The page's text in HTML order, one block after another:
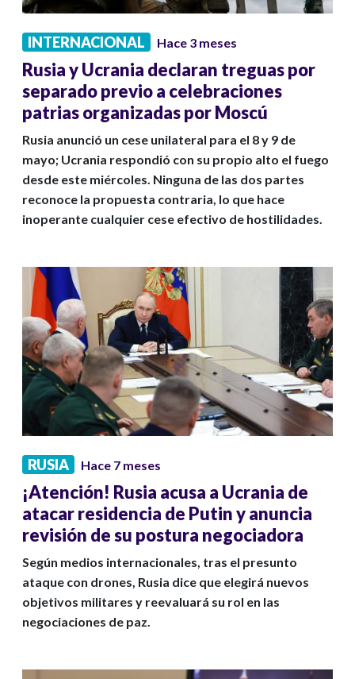
INTERNACIONAL Hace 3 meses
Rusia y Ucrania declaran treguas por
separado previo a celebraciones
patrias organizadas por Moscú
Rusia anunció un cese unilateral para el 8 y 9 de
mayo; Ucrania respondió con su propio alto el fuego
desde este miércoles. Ninguna de las dos partes
reconoce la propuesta contraria, lo que hace
inoperante cualquier cese efectivo de hostilidades.
RUSIA Hace 7 meses
¡Atención! Rusia acusa a Ucrania de
atacar residencia de Putin y anuncia
revisión de su postura negociadora
Según medios internacionales, tras el presunto
ataque con drones, Rusia dice que elegirá nuevos
objetivos militares y reevaluará su rol en las
negociaciones de paz.